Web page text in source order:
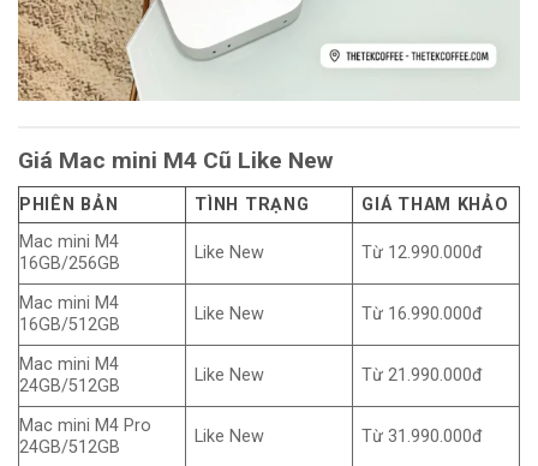
Giá Mac mini M4 Cũ Like New
PHIÊN BẢN TÌNH TRẠNG
GIÁ THAM KHẢO
Mac mini M4
16GB/256GB
Like New Từ 12.990.000đ
Mac mini M4
16GB/512GB
Like New Từ 16.990.000đ
Mac mini M4
24GB/512GB
Like New Từ 21.990.000đ
Mac mini M4 Pro
24GB/512GB
Like New Từ 31.990.000đ